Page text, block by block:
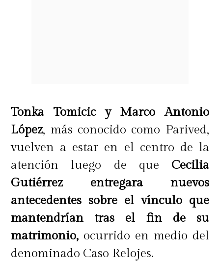
Tonka Tomicic y Marco Antonio
López, más conocido como Parived,
vuelven a estar en el centro de la
atención luego de que Cecilia
Gutiérrez entregara nuevos
antecedentes sobre el vínculo que
mantendrían tras el fin de su
matrimonio, ocurrido en medio del
denominado Caso Relojes.